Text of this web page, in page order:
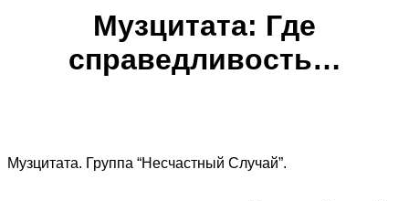
Музцитата: Где
справедливость…
Музцитата. Группа “Несчастный Случай”.